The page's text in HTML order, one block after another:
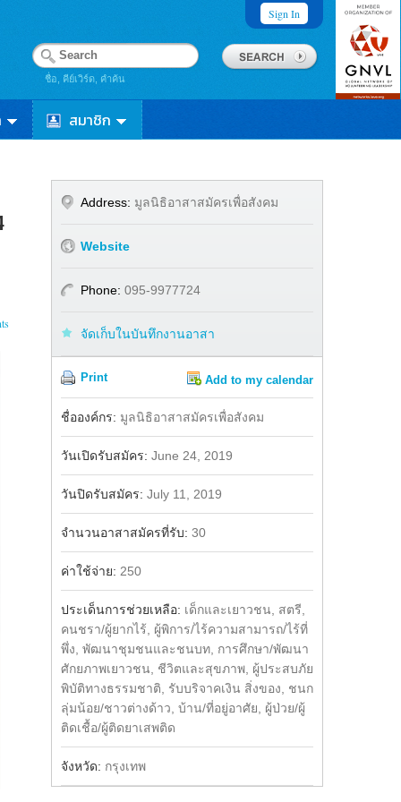
Sign In
ชื่อ, คีย์เวิร์ด, คำค้น
สมาชิก
Address: มูลนิธิอาสาสมัครเพื่อสังคม
Website
Phone: 095-9977724
จัดเก็บในบันทึกงานอาสา
Print Add to my calendar
ชื่อองค์กร: มูลนิธิอาสาสมัครเพื่อสังคม
วันเปิดรับสมัคร: June 24, 2019
วันปิดรับสมัคร: July 11, 2019
จำนวนอาสาสมัครที่รับ: 30
ค่าใช้จ่าย: 250
ประเด็นการช่วยเหลือ: เด็กและเยาวชน, สตรี,
คนชรา/ผู้ยากไร้, ผู้พิการ/ไร้ความสามารถ/ไร้ที่
พึ่ง, พัฒนาชุมชนและชนบท, การศึกษา/พัฒนา
ศักยภาพเยาวชน, ชีวิตและสุขภาพ, ผู้ประสบภัย
พิบัติทางธรรมชาติ, รับบริจาคเงิน สิ่งของ, ชนก
ลุ่มน้อย/ชาวต่างด้าว, บ้าน/ที่อยู่อาศัย, ผู้ป่วย/ผู้
ติดเชื้อ/ผู้ติดยาเสพติด
จังหวัด: กรุงเทพ